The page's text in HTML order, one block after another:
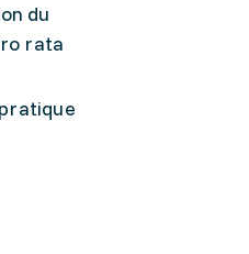
du
rata